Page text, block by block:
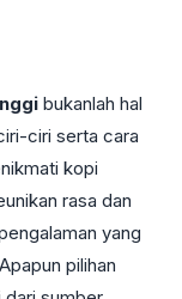
bukanlah hal
ciri serta cara
kopi
rasa dan
yang
pilihan